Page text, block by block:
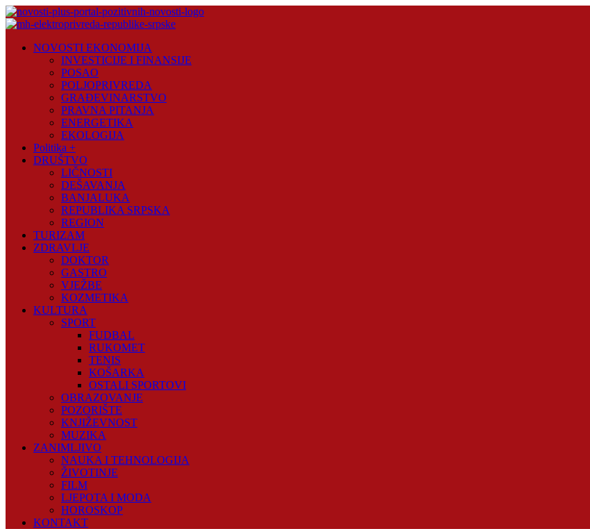
Skip
to
Plus
NOVOSTI EKONOMIJA
INVESTICIJE I FINANSIJE
POSAO
POLJOPRIVREDA
GRAĐEVINARSTVO
PRAVNA PITANJA
ENERGETIKA
EKOLOGIJA
Politika +
DRUŠTVO
LIČNOSTI
DEŠAVANJA
BANJALUKA
REPUBLIKA SRPSKA
REGION
TURIZAM
ZDRAVLJE
DOKTOR
GASTRO
VJEŽBE
KOZMETIKA
KULTURA
SPORT
FUDBAL
RUKOMET
TENIS
KOŠARKA
OSTALI SPORTOVI
OBRAZOVANJE
POZORIŠTE
KNJIŽEVNOST
MUZIKA
ZANIMLJIVO
NAUKA I TEHNOLOGIJA
ŽIVOTINJE
FILM
LJEPOTA I MODA
HOROSKOP
KONTAKT